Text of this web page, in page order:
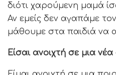
διότι χαρούμενη μαμά
Αν εμείς δεν αγαπάμε
μάθουμε στα παιδιά να
Είσαι ανοιχτή σε μια